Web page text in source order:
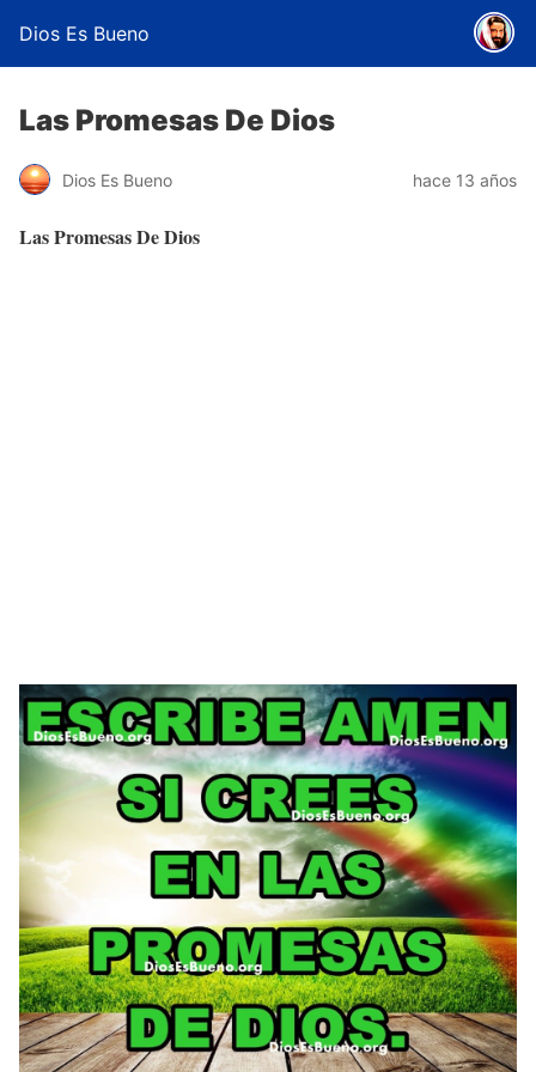
Dios Es Bueno
Las Promesas De Dios
Dios Es Bueno hace 13 años
Las Promesas De Dios